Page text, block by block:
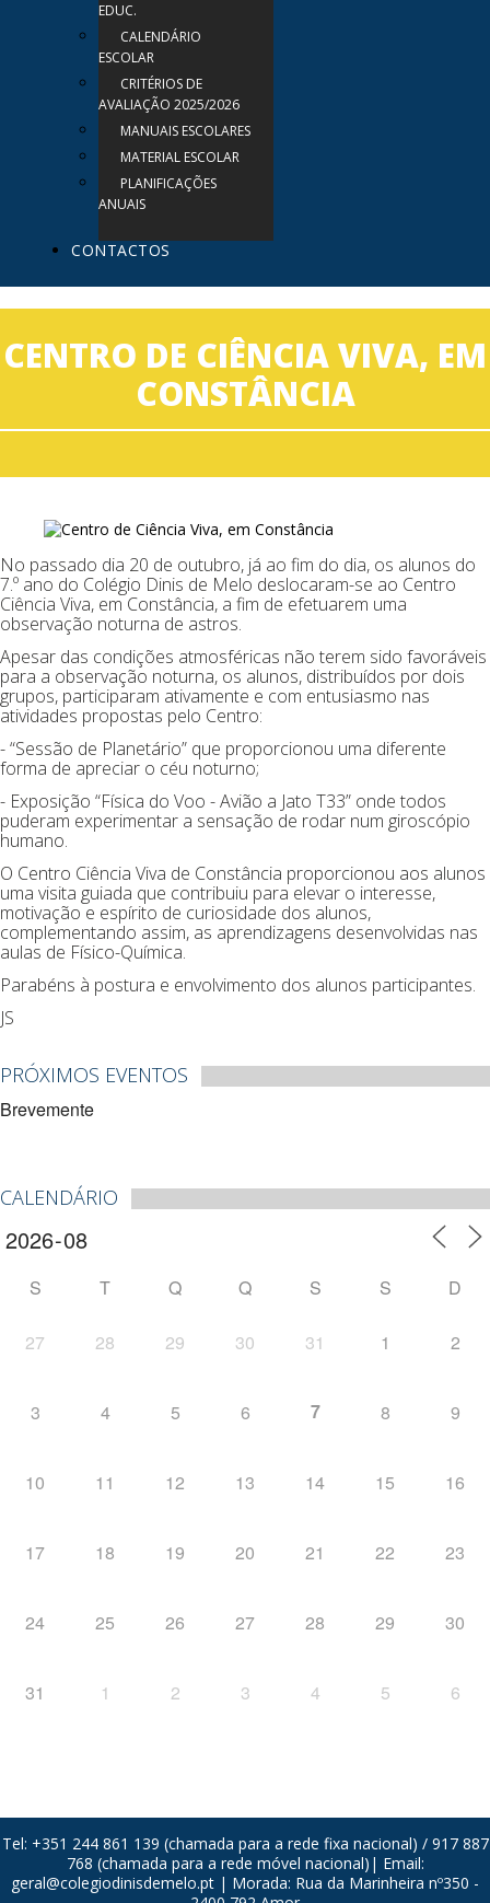
EDUC.
CALENDÁRIO
ESCOLAR
CRITÉRIOS DE
AVALIAÇÃO 2025/2026
MANUAIS ESCOLARES
MATERIAL ESCOLAR
PLANIFICAÇÕES
ANUAIS
CONTACTOS
CENTRO DE CIÊNCIA VIVA, EM
CONSTÂNCIA
No passado dia 20 de outubro, já ao fim do dia, os alunos do
7.º ano do Colégio Dinis de Melo deslocaram-se ao Centro
Ciência Viva, em Constância, a fim de efetuarem uma
observação noturna de astros.
Apesar das condições atmosféricas não terem sido favoráveis
para a observação noturna, os alunos, distribuídos por dois
grupos, participaram ativamente e com entusiasmo nas
atividades propostas pelo Centro:
- “Sessão de Planetário” que proporcionou uma diferente
forma de apreciar o céu noturno;
- Exposição “Física do Voo - Avião a Jato T33” onde todos
puderam experimentar a sensação de rodar num giroscópio
humano.
O Centro Ciência Viva de Constância proporcionou aos alunos
uma visita guiada que contribuiu para elevar o interesse,
motivação e espírito de curiosidade dos alunos,
complementando assim, as aprendizagens desenvolvidas nas
aulas de Físico-Química.
Parabéns à postura e envolvimento dos alunos participantes.
JS
PRÓXIMOS EVENTOS
Brevemente
CALENDÁRIO
S T Q Q S S D
27 28 29 30 31 1 2
3 4 5 6 7 8 9
10 11 12 13 14 15 16
17 18 19 20 21 22 23
24 25 26 27 28 29 30
31 1 2 3 4 5 6
Tel: +351 244 861 139 (chamada para a rede fixa nacional) / 917 887
768 (chamada para a rede móvel nacional)| Email:
geral@colegiodinisdemelo.pt | Morada: Rua da Marinheira nº350 -